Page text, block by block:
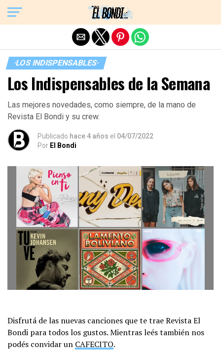
·LOS INDISPENSABLES·
Los Indispensables de la Semana
Las mejores novedades, como siempre, de la mano de
Revista El Bondi y su crew.
Publicado hace 4 años el 04/07/2022
Por El Bondi
Disfrutá de las nuevas canciones que te trae Revista El
Bondi para todos los gustos. Mientras leés también nos
podés convidar un CAFECITO.
Exit mobile version